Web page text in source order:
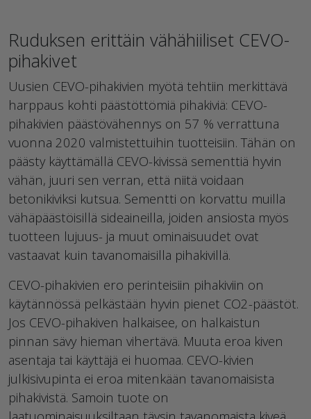
Ruduksen erittäin vähähiiliset CEVO-
pihakivet
Uusien CEVO-pihakivien myötä tehtiin merkittävä
harppaus kohti päästöttömiä pihakiviä: CEVO-
pihakivien päästövähennys on 57 % verrattuna
vuonna 2020 valmistettuihin tuotteisiin. Tähän on
päästy käyttämällä CEVO-kivissä sementtiä hyvin
vähän, juuri sen verran, että niitä voidaan
betonikiviksi kutsua. Sementti on korvattu muilla
vähäpäästöisillä sideaineilla, joiden ansiosta myös
tuotteen lujuus- ja muut ominaisuudet ovat
vastaavat kuin tavanomaisilla pihakivillä.
CEVO-pihakivien ero perinteisiin pihakiviin on
käytännössä pelkästään hyvin pienet CO2-päästöt.
Jos CEVO-pihakiven halkaisee, on halkaistun
pinnan sävy hieman vihertävä. Muuta eroa kiven
asentaja tai käyttäjä ei huomaa. CEVO-kivien
julkisivupinta ei eroa mitenkään tavanomaisista
pihakivistä. Samoin tuote on